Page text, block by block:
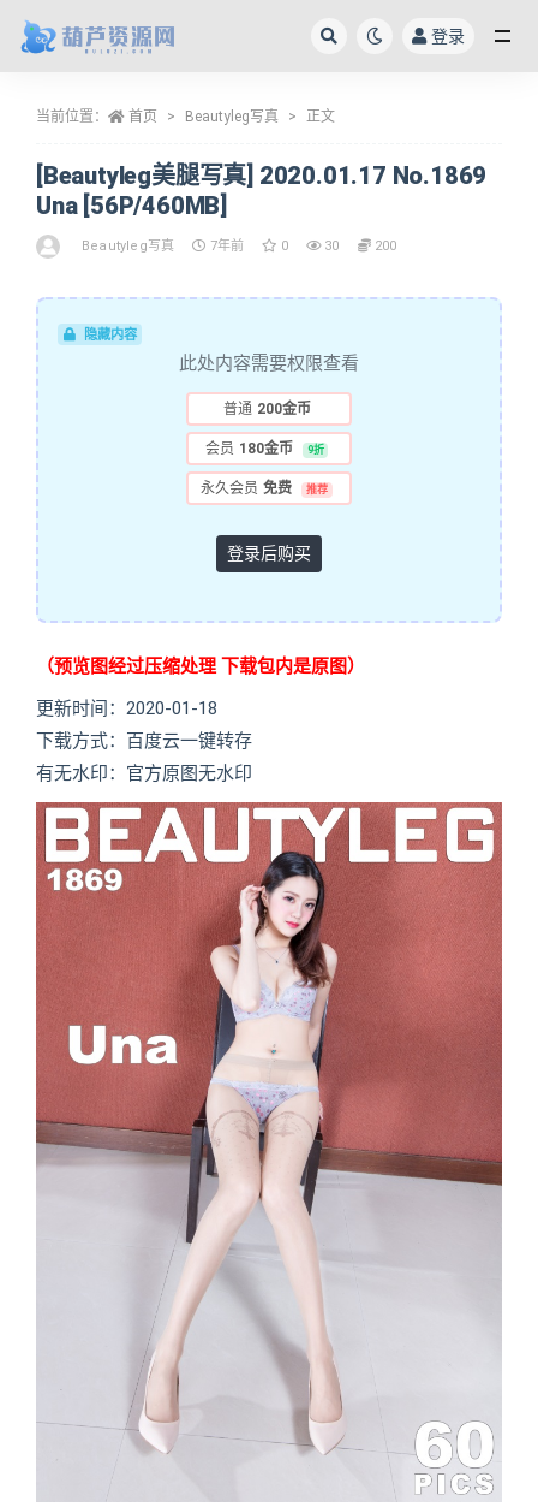
登录
当前位置： 首页 Beautyleg写真 正文
[Beautyleg美腿写真] 2020.01.17 No.1869
Una [56P/460MB]
Beautyleg写真 7年前 0 30 200
隐藏内容
此处内容需要权限查看
普通 200金币
会员 180金币 9折
永久会员 免费 推荐
登录后购买
（预览图经过压缩处理 下载包内是原图）
更新时间：2020-01-18
下载方式：百度云一键转存
有无水印：官方原图无水印